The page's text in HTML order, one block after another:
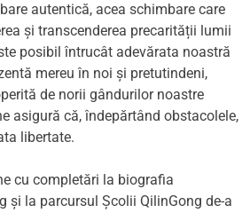
autentică, acea schimbare care
și transcenderea precarității lumii
posibil întrucât adevărata noastră
mereu în noi și pretutindeni,
de norii gândurilor noastre
asigură că, îndepărtând obstacolele,
libertate.
completări la biografia
și la parcursul Școlii QilinGong de-a